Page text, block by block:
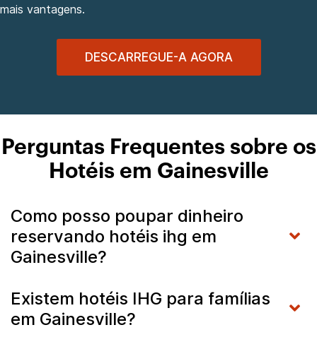
mais vantagens.
DESCARREGUE-A AGORA
Perguntas Frequentes sobre os
Hotéis em Gainesville
Como posso poupar dinheiro
reservando hotéis ihg em
Gainesville?
Existem hotéis IHG para famílias
em Gainesville?